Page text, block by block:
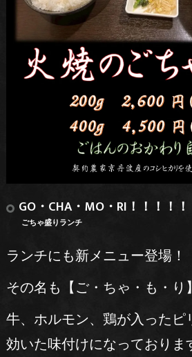
GO・CHA・MO・RI！！！！！
ごちゃ盛りランチ
ランチにも新メニュー登場！
その名も【ご・ちゃ・も・り
牛、ホルモン、鶏が入った
効いた味付けになっておりま